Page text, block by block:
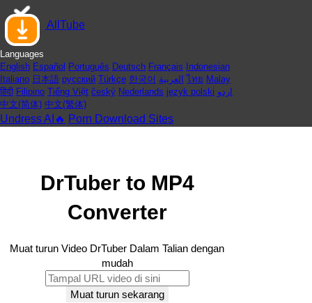
AllTube
Languages
English Español Português Deutsch Français
Indonesian
Italiano 日本語 русский Türkçe 한국어 العربية ไทย Malay
हिंदी Filipino Tiếng Việt český Nederlands język polski اردو
中文(简体) 中文(繁体)
Undress AI🔥 Porn Download Sites
DrTuber to MP4
Converter
Muat turun Video DrTuber Dalam Talian dengan
mudah
Muat turun sekarang